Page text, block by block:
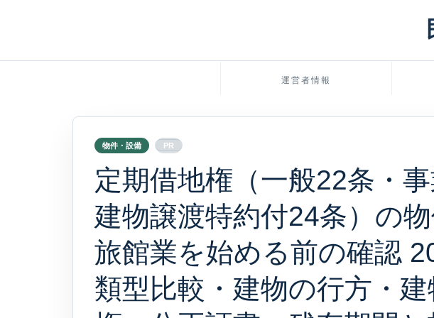
運営者情報
物件・設備 PR
定期借地権（一般22条・事
建物譲渡特約付24条）の物
旅館業を始める前の確認
類型比較・建物の行方・